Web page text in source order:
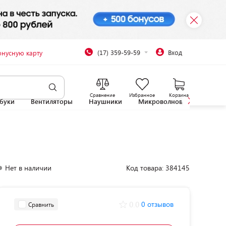
карту (17) 359-59-59 Вход
Сравнение Избранное Корзина
Вентиляторы Наушники Микроволновые печи
Нет в наличии Код товара: 384145
Сравнить 0 отзывов